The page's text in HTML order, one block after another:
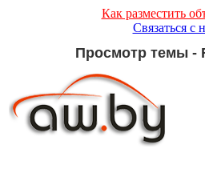
Как разместить
Связаться с
Просмотр темы -